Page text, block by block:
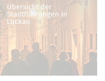
Übersicht der
Stadtführungen in
Luckau